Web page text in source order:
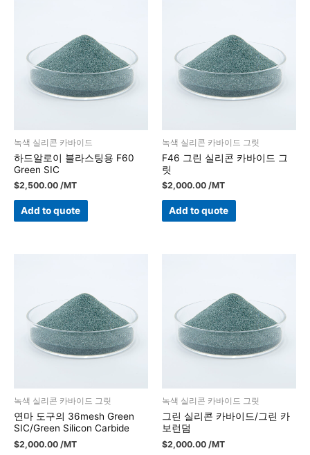
녹색 실리콘 카바이드
하드알로이 블라스팅용 F60
Green SIC
$2,500.00 /MT
Add to quote
녹색 실리콘 카바이드 그릿
F46 그린 실리콘 카바이드 그
릿
$2,000.00 /MT
Add to quote
녹색 실리콘 카바이드 그릿
연마 도구의 36mesh Green
SIC/Green Silicon Carbide
$2,000.00 /MT
녹색 실리콘 카바이드 그릿
그린 실리콘 카바이드/그린 카
보런덤
$2,000.00 /MT